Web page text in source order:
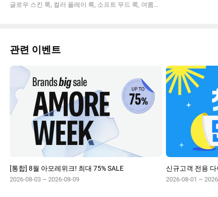
글로우 스킨 룩, 컬러 플레이 룩, 소프트 무드 룩, 여름메이크업
관련 이벤트
[통합] 8월 아모레위크! 최대 75% SALE
2026-08-03 ~ 2026-08-09 2026-08-01 ~